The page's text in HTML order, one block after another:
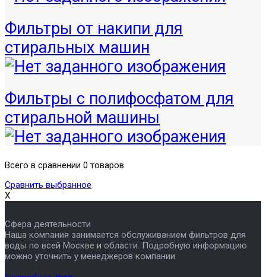
Фильтры от накипи для
стиральных машин
Фильтры с полифосфатом для
стиральной машины
Всего в сравнении 0 товаров
Сравнить выбранное
X
Сфера деятельности
Наша компания занимается обслуживанием фильтров для
воды по всей Москве и области. Подробную информацию
можно уточнить у менеджеров компании